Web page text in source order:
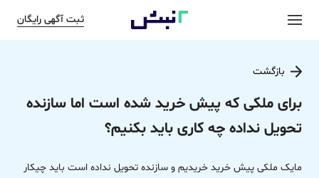
ثبت آگهی رایگان
بازگشت
برای ملکی که پیش خرید شده است اما سازنده
تحویل نداده چه کاری باید بکنیم؟
مایک ملکی پیش خرید خریدیم و سازنده تحویل نداده است باید چیکار